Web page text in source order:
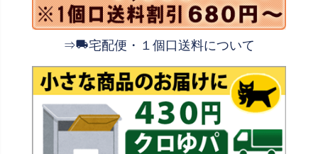
⇒ 宅配便・１個口送料について